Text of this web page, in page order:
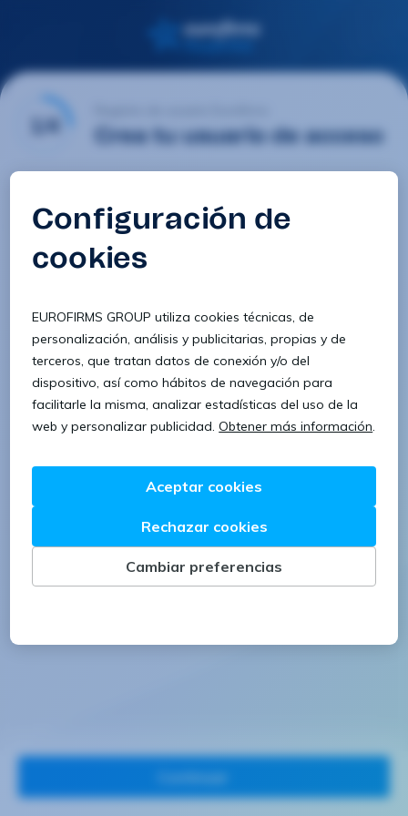
1/4 Crea tu usuario de acceso
Contraseña
Confirmar contraseña
8 caracteres 1 letra minúscula
1 letra mayúscula 1 número